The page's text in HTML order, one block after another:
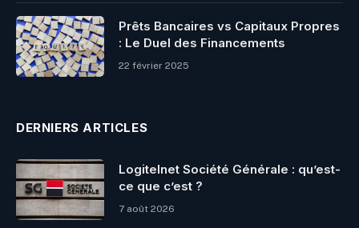
Prêts Bancaires vs Capitaux Propres
: Le Duel des Financements
22 février 2025
DERNIERS ARTICLES
Logitelnet Société Générale : qu’est-
ce que c’est ?
7 août 2026